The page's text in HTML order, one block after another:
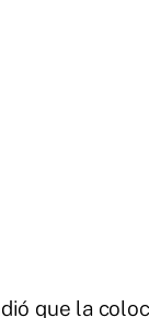
que la